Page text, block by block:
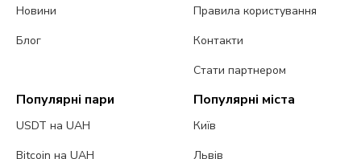
Новини
Блог
Правила користування
Контакти
Стати партнером
Популярні пари
USDT на UAH
Bitcoin на UAH
Популярні міста
Київ
Львів